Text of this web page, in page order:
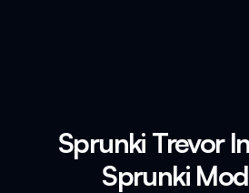
Sprunki Trevor
Sprunki